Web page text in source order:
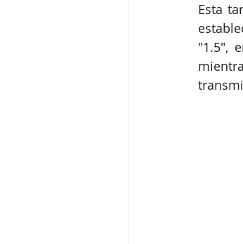
Esta
"1.5",